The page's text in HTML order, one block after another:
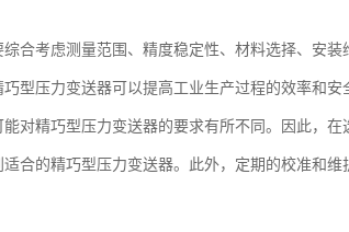
合考虑测量范围、精度稳定性、材料选择、安
型压力变送器可以提高工业生产过程的效率和安
对精巧型压力变送器的要求有所不同。因此，
合的精巧型压力变送器。此外，定期的校准和